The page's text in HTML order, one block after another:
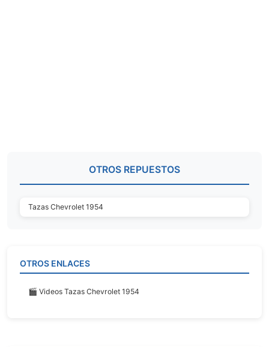
OTROS REPUESTOS
Tazas Chevrolet 1954
OTROS ENLACES
🎬 Videos Tazas Chevrolet 1954